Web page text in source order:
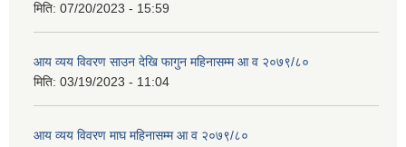
मिति: 07/20/2023 - 15:59
आय व्यय विवरण साउन देखि फागुन महिनासम्म आ व २०७९/८०
मिति: 03/19/2023 - 11:04
आय व्यय विवरण माघ महिनासम्म आ व २०७९/८०